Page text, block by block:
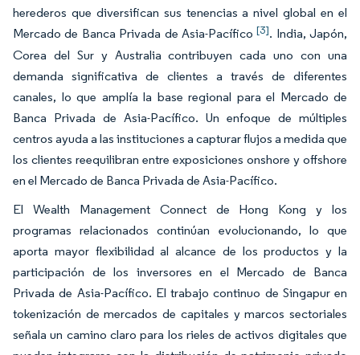
herederos que diversifican sus tenencias a nivel global en el
Mercado de Banca Privada de Asia-Pacífico[3]. India, Japón,
Corea del Sur y Australia contribuyen cada uno con una
demanda significativa de clientes a través de diferentes
canales, lo que amplía la base regional para el Mercado de
Banca Privada de Asia-Pacífico. Un enfoque de múltiples
centros ayuda a las instituciones a capturar flujos a medida que
los clientes reequilibran entre exposiciones onshore y offshore
en el Mercado de Banca Privada de Asia-Pacífico.
El Wealth Management Connect de Hong Kong y los
programas relacionados continúan evolucionando, lo que
aporta mayor flexibilidad al alcance de los productos y la
participación de los inversores en el Mercado de Banca
Privada de Asia-Pacífico. El trabajo continuo de Singapur en
tokenización de mercados de capitales y marcos sectoriales
señala un camino claro para los rieles de activos digitales que